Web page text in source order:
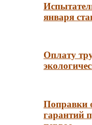
января
Оплату
Поправки
гарантий